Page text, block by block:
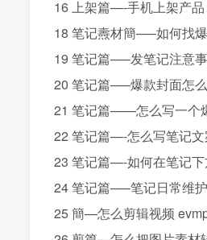
16 上架篇—-手机上架产
18 笔记燾材簡—–如何找
19 笔记篇—–发笔记注意
20 笔记篇—–爆款封面怎
21 笔记篇——怎么写一个
22 笔记篇—-怎么写笔记文
23 笔记篇—-如何在笔记下
24 笔记篇—–笔记日常维
25 簡—怎么剪辑视频